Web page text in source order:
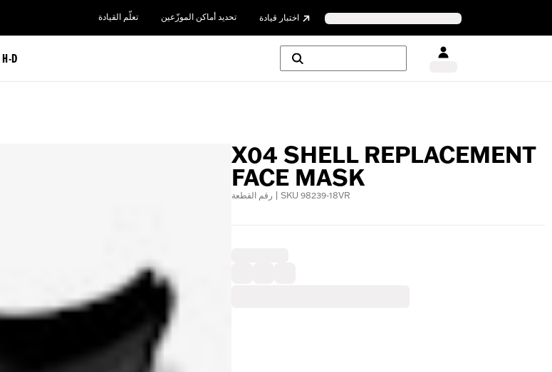
تعلّم القيادة تحديد أماكن الموزّعين اختبار قيادة
اكتشف H-D
X04 SHELL REPLACEMENT
FACE MASK
رقم القطعة | SKU 98239-18VR